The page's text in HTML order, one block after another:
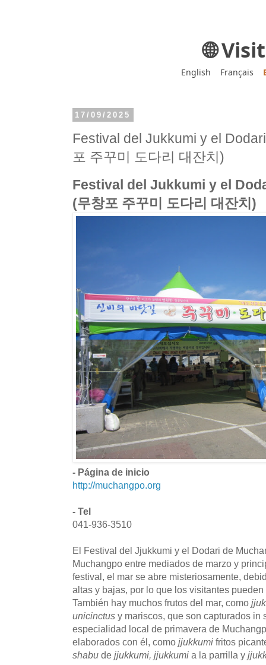
🌐
English Français
17/09/2025
Festival del Jukkumi y el
포 주꾸미 도다리 대잔치)
Festival del Jukkumi y el
(무창포 주꾸미 도다리 대잔치)
- Página de inicio
http://muchangpo.org
- Tel
041-936-3510
El Festival del Jjukkumi y el Dodari de
Muchangpo entre mediados de marzo y
festival, el mar se abre misteriosamente,
altas y bajas, por lo que los visitantes
También hay muchos frutos del mar, como
unicinctus y mariscos, que son capturados in
especialidad local de primavera de
elaborados con él, como jjukkumi fritos
shabu de jjukkumi, jjukkumi a la parrilla y